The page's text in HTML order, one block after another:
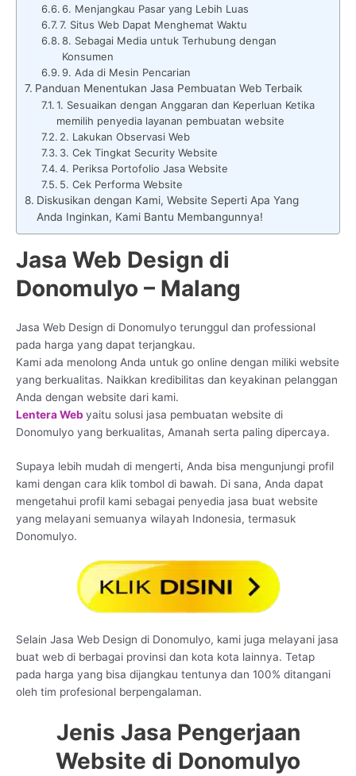
6. Menjangkau Pasar yang Lebih Luas
7. Situs Web Dapat Menghemat Waktu
8. Sebagai Media untuk Terhubung dengan
Konsumen
9. Ada di Mesin Pencarian
Panduan Menentukan Jasa Pembuatan Web Terbaik
1. Sesuaikan dengan Anggaran dan Keperluan Ketika
memilih penyedia layanan pembuatan website
2. Lakukan Observasi Web
3. Cek Tingkat Security Website
4. Periksa Portofolio Jasa Website
5. Cek Performa Website
Diskusikan dengan Kami, Website Seperti Apa Yang
Anda Inginkan, Kami Bantu Membangunnya!
Jasa Web Design di
Donomulyo – Malang
Jasa Web Design di Donomulyo terunggul dan professional
pada harga yang dapat terjangkau.
Kami ada menolong Anda untuk go online dengan miliki website
yang berkualitas. Naikkan kredibilitas dan keyakinan pelanggan
Anda dengan website dari kami.
Lentera Web yaitu solusi jasa pembuatan website di
Donomulyo yang berkualitas, Amanah serta paling dipercaya.
Supaya lebih mudah di mengerti, Anda bisa mengunjungi profil
kami dengan cara klik tombol di bawah. Di sana, Anda dapat
mengetahui profil kami sebagai penyedia jasa buat website
yang melayani semuanya wilayah Indonesia, termasuk
Donomulyo.
Selain Jasa Web Design di Donomulyo, kami juga melayani jasa
buat web di berbagai provinsi dan kota kota lainnya. Tetap
pada harga yang bisa dijangkau tentunya dan 100% ditangani
oleh tim profesional berpengalaman.
Jenis Jasa Pengerjaan
Website di Donomulyo